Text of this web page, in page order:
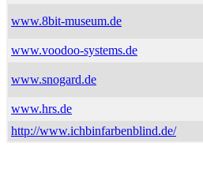
www.8bit-museum.de
www.voodoo-systems.de
www.snogard.de
www.hrs.de
http://www.ichbinfarbenblind.de/